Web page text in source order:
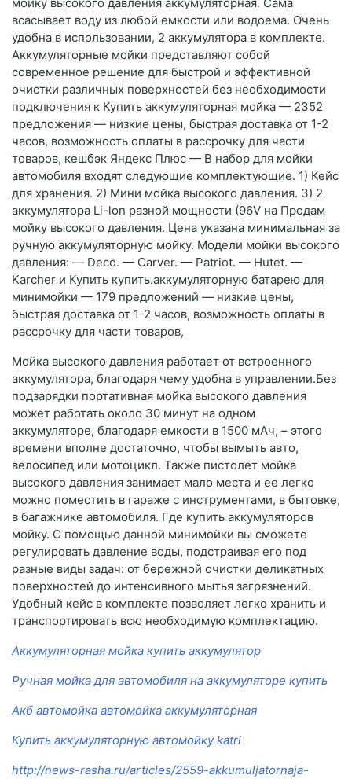
всасывает воду из любой емкости или водоема. Очень
удобна в использовании, 2 аккумулятора в комплекте.
Аккумуляторные мойки представляют собой
современное решение для быстрой и эффективной
очистки различных поверхностей без необходимости
подключения к Купить аккумуляторная мойка — 2352
предложения — низкие цены, быстрая доставка от 1-2
часов, возможность оплаты в рассрочку для части
товаров, кешбэк Яндекс Плюс — В набор для мойки
автомобиля входят следующие комплектующие. 1) Кейс
для хранения. 2) Мини мойка высокого давления. 3) 2
аккумулятора Li-lon разной мощности (96V на Продам
мойку высокого давления. Цена указана минимальная за
ручную аккумуляторную мойку. Модели мойки высокого
давления: — Deco. — Carver. — Patriot. — Hutet. —
Karcher и Купить купить.аккумуляторную батарею для
минимойки — 179 предложений — низкие цены,
быстрая доставка от 1-2 часов, возможность оплаты в
рассрочку для части товаров,
Мойка высокого давления работает от встроенного
аккумулятора, благодаря чему удобна в управлении.Без
подзарядки портативная мойка высокого давления
может работать около 30 минут на одном
аккумуляторе, благодаря емкости в 1500 мАч, – этого
времени вполне достаточно, чтобы вымыть авто,
велосипед или мотоцикл. Также пистолет мойка
высокого давления занимает мало места и ее легко
можно поместить в гараже с инструментами, в бытовке,
в багажнике автомобиля. Где купить аккумуляторов
мойку. С помощью данной минимойки вы сможете
регулировать давление воды, подстраивая его под
разные виды задач: от бережной очистки деликатных
поверхностей до интенсивного мытья загрязнений.
Удобный кейс в комплекте позволяет легко хранить и
транспортировать всю необходимую комплектацию.
Аккумуляторная мойка купить аккумулятор
Ручная мойка для автомобиля на аккумуляторе купить
Акб автомойка автомойка аккумуляторная
Купить аккумуляторную автомойку katri
http://news-rasha.ru/articles/2559-akkumuljatornaja-